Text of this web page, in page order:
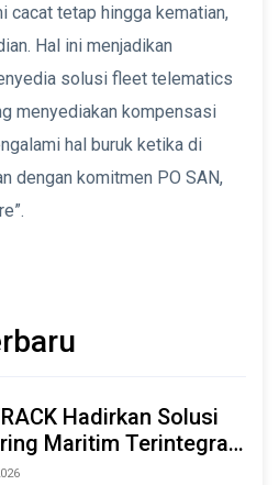
cacat tetap hingga kematian,
Hal ini menjadikan
solusi fleet telematics
menyediakan kompensasi
hal buruk ketika di
dengan komitmen PO SAN,
Hadirkan Solusi
Maritim Terintegrasi
AI & IoT di Indonesia